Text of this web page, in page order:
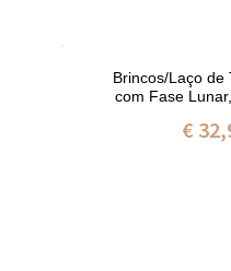
Brincos/Laço de
com Fase
para
€